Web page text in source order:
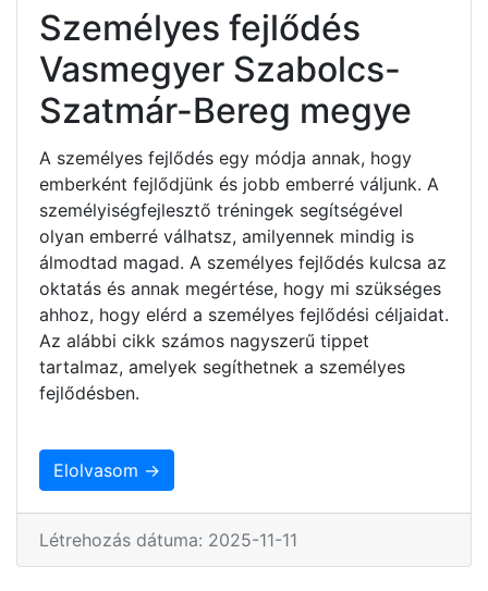
Személyes fejlődés
Vasmegyer Szabolcs-
Szatmár-Bereg megye
A személyes fejlődés egy módja annak, hogy
emberként fejlődjünk és jobb emberré váljunk. A
személyiségfejlesztő tréningek segítségével
olyan emberré válhatsz, amilyennek mindig is
álmodtad magad. A személyes fejlődés kulcsa az
oktatás és annak megértése, hogy mi szükséges
ahhoz, hogy elérd a személyes fejlődési céljaidat.
Az alábbi cikk számos nagyszerű tippet
tartalmaz, amelyek segíthetnek a személyes
fejlődésben.
Elolvasom →
Létrehozás dátuma: 2025-11-11